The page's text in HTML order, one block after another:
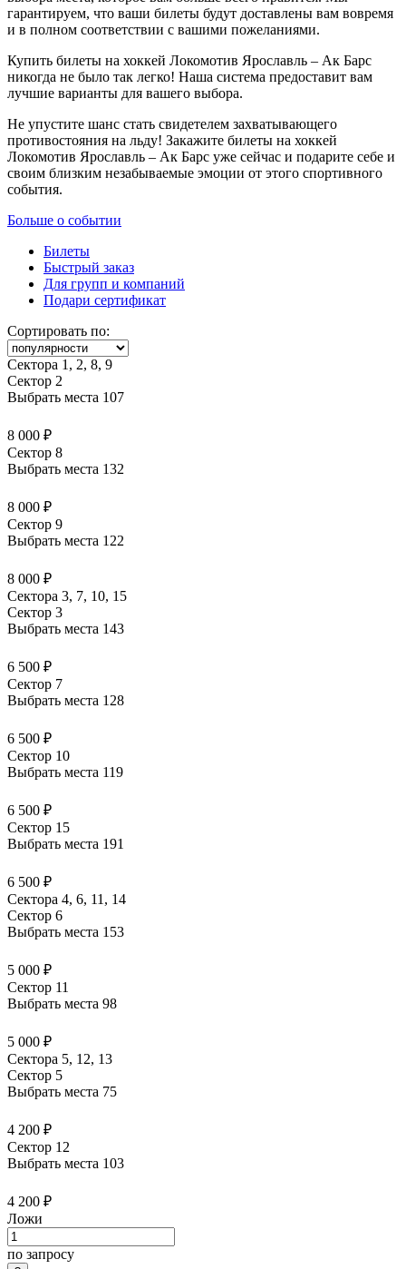
гарантируем, что ваши билеты будут доставлены вам вовремя
и в полном соответствии с вашими пожеланиями.
Купить билеты на хоккей Локомотив Ярославль – Ак Барс
никогда не было так легко! Наша система предоставит вам
лучшие варианты для вашего выбора.
Не упустите шанс стать свидетелем захватывающего
противостояния на льду! Закажите билеты на хоккей
Локомотив Ярославль – Ак Барс уже сейчас и подарите себе и
своим близким незабываемые эмоции от этого спортивного
события.
Больше о событии
Билеты
Быстрый заказ
Для групп и компаний
Подари сертификат
Сортировать по:
Сектора 1, 2, 8, 9
Сектор 2
Выбрать места 107
8 000 ₽
Сектор 8
Выбрать места 132
8 000 ₽
Сектор 9
Выбрать места 122
8 000 ₽
Сектора 3, 7, 10, 15
Сектор 3
Выбрать места 143
6 500 ₽
Сектор 7
Выбрать места 128
6 500 ₽
Сектор 10
Выбрать места 119
6 500 ₽
Сектор 15
Выбрать места 191
6 500 ₽
Сектора 4, 6, 11, 14
Сектор 6
Выбрать места 153
5 000 ₽
Сектор 11
Выбрать места 98
5 000 ₽
Сектора 5, 12, 13
Сектор 5
Выбрать места 75
4 200 ₽
Сектор 12
Выбрать места 103
4 200 ₽
Ложи
по запросу